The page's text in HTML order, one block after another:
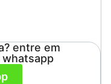
entre em